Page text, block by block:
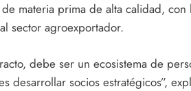
materia prima de alta calidad,
sector agroexportador.
debe ser un ecosistema de
desarrollar socios estratégicos”,